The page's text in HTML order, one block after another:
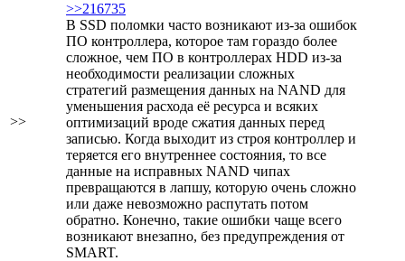
>>
>>216735
В SSD поломки часто возникают из-за ошибок
ПО контроллера, которое там гораздо более
сложное, чем ПО в контроллерах HDD из-за
необходимости реализации сложных
стратегий размещения данных на NAND для
уменьшения расхода её ресурса и всяких
оптимизаций вроде сжатия данных перед
записью. Когда выходит из строя контроллер и
теряется его внутреннее состояния, то все
данные на исправных NAND чипах
превращаются в лапшу, которую очень сложно
или даже невозможно распутать потом
обратно. Конечно, такие ошибки чаще всего
возникают внезапно, без предупреждения от
SMART.